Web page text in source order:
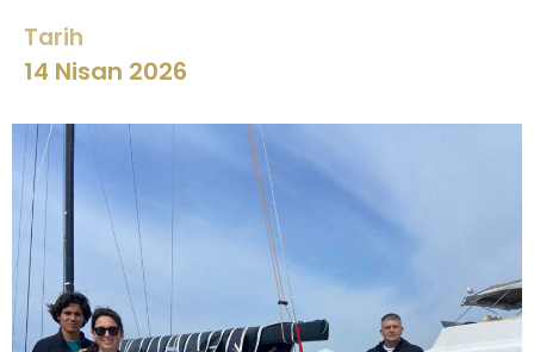
Tarih
14 Nisan 2026